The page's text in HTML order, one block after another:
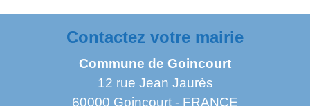
Contactez votre mairie
Commune de Goincourt
12 rue Jean Jaurès
60000 Goincourt - FRANCE